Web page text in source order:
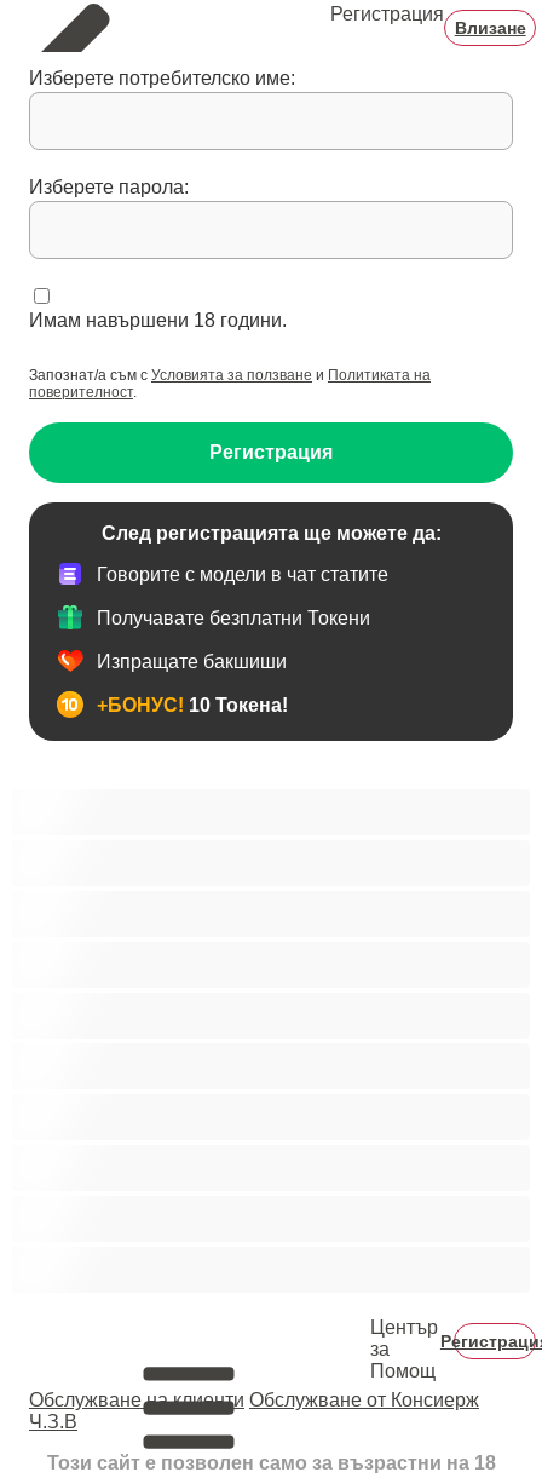
Регистрация
Влизане
Изберете потребителско име:
Изберете парола:
Имам навършени 18 години.
Запознат/а съм с Условията за ползване и Политиката на
поверителност.
Регистрация
След регистрацията ще можете да:
Говорите с модели в чат статите
Получавате безплатни Токени
Изпращате бакшиши
+БОНУС! 10 Токена!
Център
за
Помощ
Oбслужване на клиенти Обслужване от Консиерж
Ч.З.В
Този сайт е позволен само за възрастни на 18